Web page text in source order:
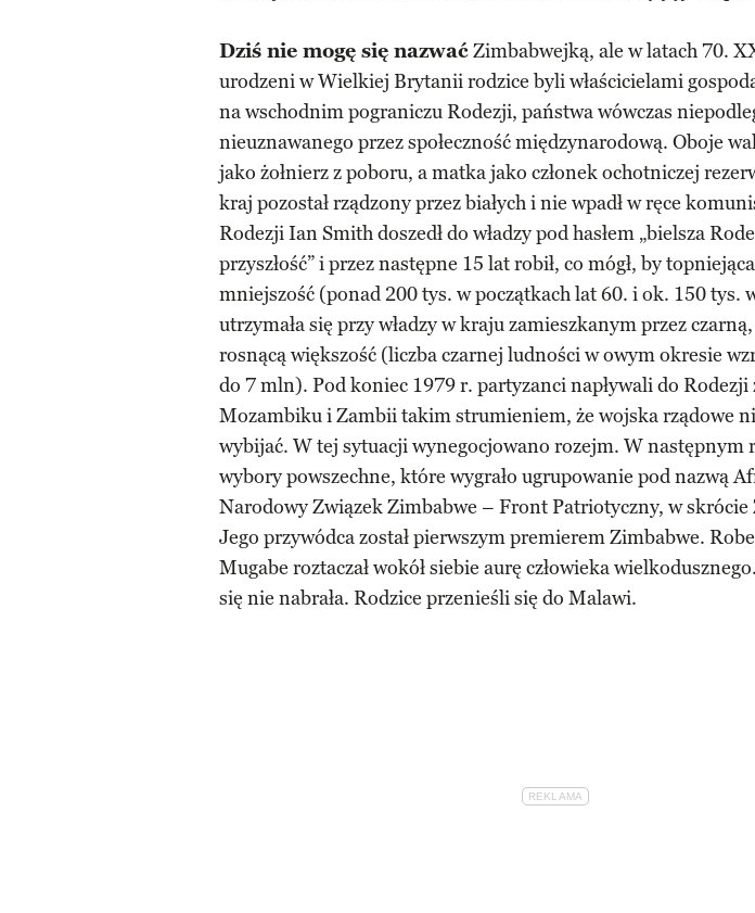
Dziś nie mogę się nazwaćZimbabwejką, ale w latach 70.
urodzeni w Wielkiej Brytanii rodzice byli właścicielami
na wschodnim pograniczu Rodezji, państwa wówczas
nieuznawanego przez społeczność międzynarodową. Oboje
jako żołnierz z poboru, a matka jako członek ochotniczej
kraj pozostał rządzony przez białych i nie wpadł w ręce
Rodezji Ian Smith doszedł do władzy pod hasłem „bielsza
przyszłość” i przez następne 15 lat robił, co mógł, by
mniejszość (ponad 200 tys. w początkach lat 60. i ok. 150 tys.
utrzymała się przy władzy w kraju zamieszkanym przez
rosnącą większość (liczba czarnej ludności w owym okresie
do 7 mln). Pod koniec 1979 r. partyzanci napływali do Rodezji
Mozambiku i Zambii takim strumieniem, że wojska rządowe
wybijać. W tej sytuacji wynegocjowano rozejm. W następnym
wybory powszechne, które wygrało ugrupowanie pod nazwą
Narodowy Związek Zimbabwe – Front Patriotyczny, w
Jego przywódca został pierwszym premierem Zimbabwe.
Mugabe roztaczał wokół siebie aurę człowieka
się nie nabrała. Rodzice przenieśli się do Malawi.